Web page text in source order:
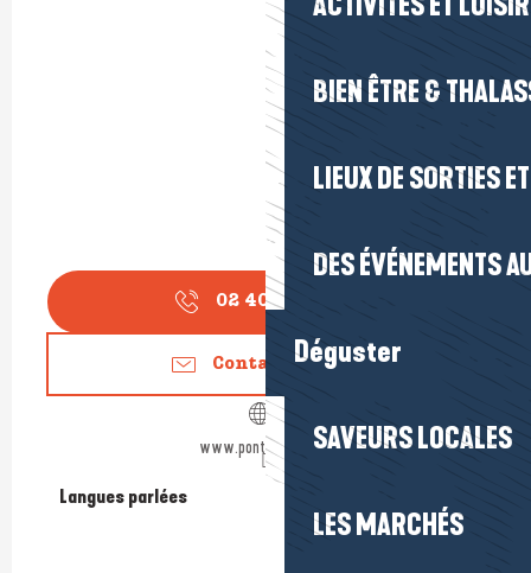
BIEN ÊTRE &
LIEUX DE SORTIES
DES ÉVÉNEMENTS
Déguster
SAVEURS LOCALES
LES MARCHÉS
02 40 01 74
Contactez-nous
www.pont-mahe.com
Langues parlées
Langues parlées